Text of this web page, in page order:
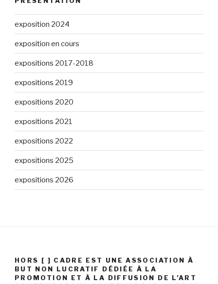
exposition 2024
exposition en cours
expositions 2017-2018
expositions 2019
expositions 2020
expositions 2021
expositions 2022
expositions 2025
expositions 2026
HORS [ ] CADRE EST UNE ASSOCIATION À
BUT NON LUCRATIF DÉDIÉE À LA
PROMOTION ET À LA DIFFUSION DE L’ART